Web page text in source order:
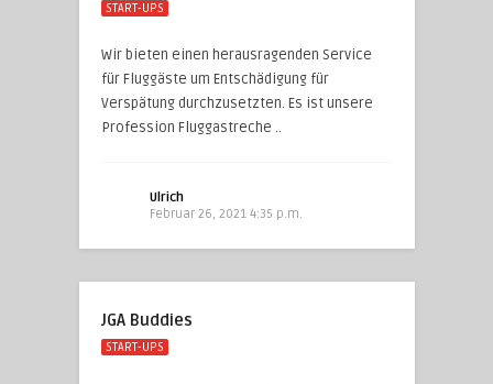
START-UPS
Wir bieten einen herausragenden Service
für Fluggäste um Entschädigung für
Verspätung durchzusetzten. Es ist unsere
Profession Fluggastreche ..
Ulrich
Februar 26, 2021 4:35 p.m.
JGA Buddies
START-UPS